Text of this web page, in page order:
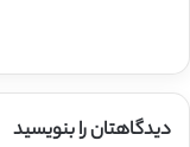
دیدگاهتان را بنویسید